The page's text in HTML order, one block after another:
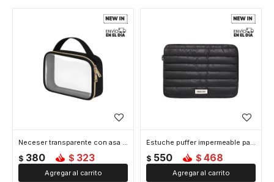
Neceser transparente con asa - 20x6x15cm - Negro
$ 380 $ 323
Estuche puffer impermeable para laptop - Negro
$ 550 $ 468